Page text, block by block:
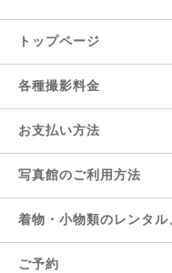
トップページ
各種撮影料金
お支払い方法
写真館のご利用方法
着物・小物類のレンタ
ご予約